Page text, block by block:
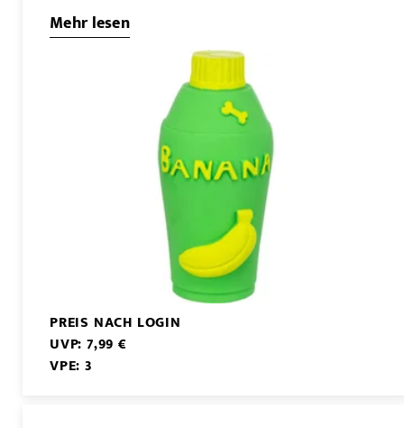
Mehr lesen
PREIS NACH LOGIN
UVP: 7,99 €
VPE: 3